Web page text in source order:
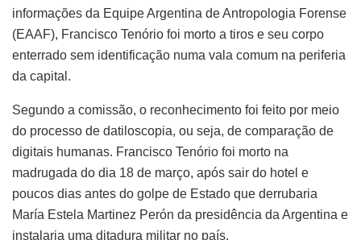
informações da Equipe Argentina de Antropologia Forense
(EAAF), Francisco Tenório foi morto a tiros e seu corpo
enterrado sem identificação numa vala comum na periferia
da capital.
Segundo a comissão, o reconhecimento foi feito por meio
do processo de datiloscopia, ou seja, de comparação de
digitais humanas. Francisco Tenório foi morto na
madrugada do dia 18 de março, após sair do hotel e
poucos dias antes do golpe de Estado que derrubaria
María Estela Martinez Perón da presidência da Argentina e
instalaria uma ditadura militar no país.